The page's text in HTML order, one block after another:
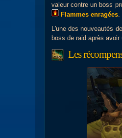
valeur contre un boss
Flammes enragées
L'une des nouveautés
boss de raid après
Les